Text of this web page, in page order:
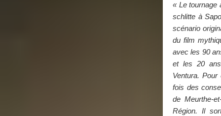
« Le tournage
schlitte à
scénario
du film
avec les 90
et les 20
Ventura. Pour
fois des
de Meurthe-
Région. Il